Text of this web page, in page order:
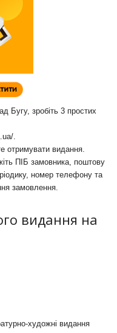
Бугу, зробіть 3 простих
отримувати видання.
ПІБ замовника, поштову
номер телефону та
замовлення.
видання на
художні видання